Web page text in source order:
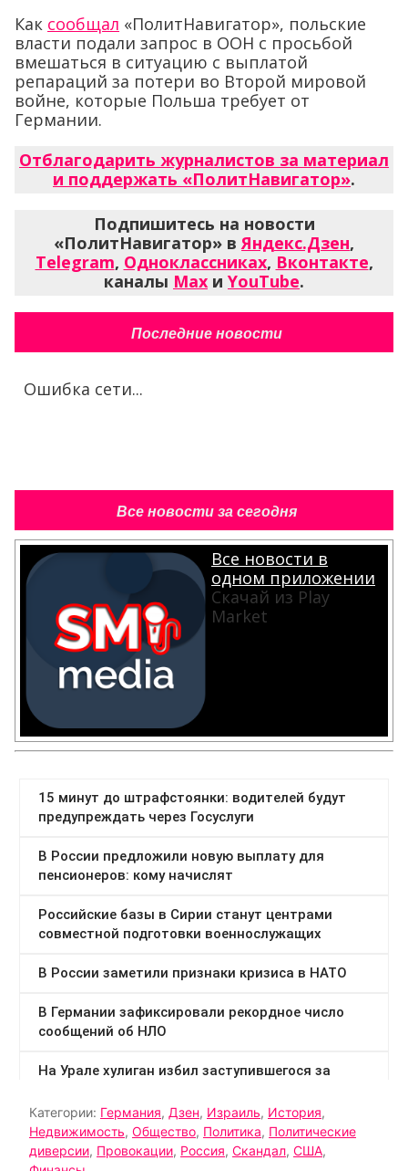
Как сообщал «ПолитНавигатор», польские
власти подали запрос в ООН с просьбой
вмешаться в ситуацию с выплатой
репараций за потери во Второй мировой
войне, которые Польша требует от
Германии.
Отблагодарить журналистов за материал
и поддержать «ПолитНавигатор».
Подпишитесь на новости
«ПолитНавигатор» вЯндекс.Дзен,
Telegram, Одноклассниках, Вконтакте,
каналы Max и YouTube.
Последние новости
Ошибка сети...
Все новости за сегодня
Все новости в
одном приложении
Скачай из Play
Market
Категории: Германия, Дзен, Израиль, История,
Недвижимость, Общество, Политика, Политические
диверсии, Провокации, Россия, Скандал, США,